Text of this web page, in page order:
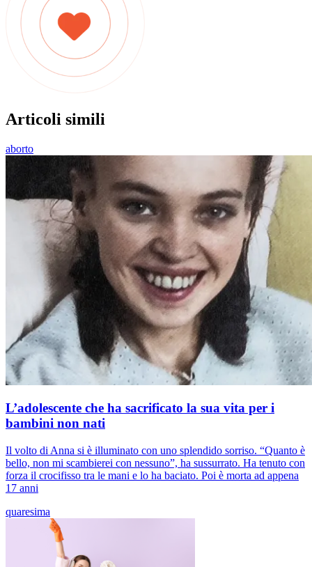
Articoli simili
aborto
L’adolescente che ha sacrificato la sua vita per i
bambini non nati
Il volto di Anna si è illuminato con uno splendido sorriso. “Quanto è
bello, non mi scambierei con nessuno”, ha sussurrato. Ha tenuto con
forza il crocifisso tra le mani e lo ha baciato. Poi è morta ad appena
17 anni
quaresima